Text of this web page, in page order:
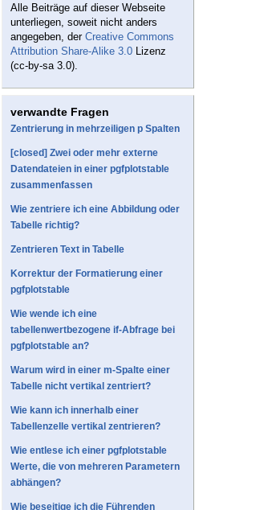
Alle Beiträge auf dieser Webseite
unterliegen, soweit nicht anders
angegeben, der Creative Commons
Attribution Share-Alike 3.0 Lizenz
(cc-by-sa 3.0).
verwandte Fragen
Zentrierung in mehrzeiligen p Spalten
[closed] Zwei oder mehr externe
Datendateien in einer pgfplotstable
zusammenfassen
Wie zentriere ich eine Abbildung oder
Tabelle richtig?
Zentrieren Text in Tabelle
Korrektur der Formatierung einer
pgfplotstable
Wie wende ich eine
tabellenwertbezogene if-Abfrage bei
pgfplotstable an?
Warum wird in einer m-Spalte einer
Tabelle nicht vertikal zentriert?
Wie kann ich innerhalb einer
Tabellenzelle vertikal zentrieren?
Wie entlese ich einer pgfplotstable
Werte, die von mehreren Parametern
abhängen?
Wie beseitige ich die Führenden